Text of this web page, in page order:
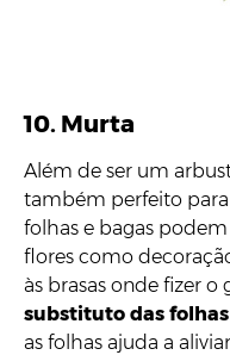
10. Murta
Além de ser um
também perfeito para
folhas e bagas podem
flores como
às brasas onde fizer o
substituto das
as folhas ajuda a